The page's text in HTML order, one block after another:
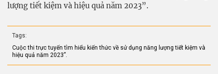
lượng tiết kiệm và hiệu quả năm 2023”.
Tags:
Cuộc thi trực tuyến tìm hiểu kiến thức về sử dụng năng lượng tiết kiệm và
hiệu quả năm 2023”.